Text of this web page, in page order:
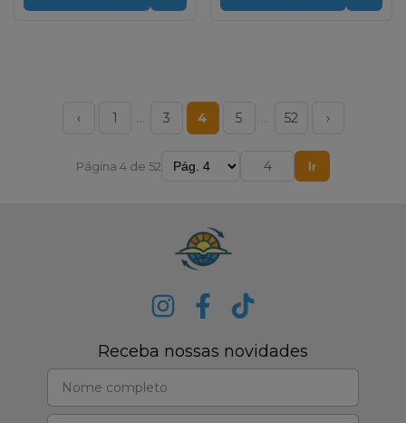
‹ 1 … 3 4 5 … 52 ›
Página 4 de 52 Ir
Receba nossas novidades